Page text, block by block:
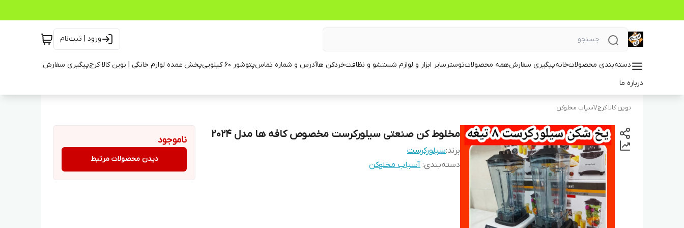
ورود | ثبت‌نام
دسته‌بندی محصولاتخانهپیگیری سفارشهمه محصولاتتوسترسایر ابزار و لوازم شستشو و نظافتخردکن هاآدرس و شماره تماسپتوشور ۶۰ کیلویی پخش عمده لوازم خانگی | نوین کالا کرجپیگیری سفارش
درباره ما
نوین کالا کرج/آسیاب مخلوکن
مخلوط کن صنعتی سیلورکرست مخصوص کافه ها مدل 2024
برند:سیلورکرست
دسته‌بندی: آسیاب مخلوکن
ناموجود
دیدن محصولات مرتبط